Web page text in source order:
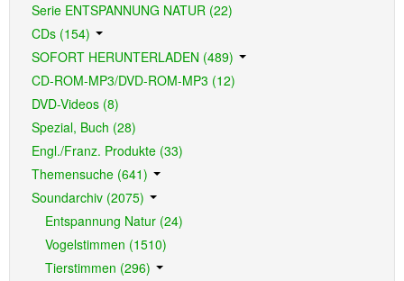
Serie ENTSPANNUNG NATUR (22)
CDs (154)
SOFORT HERUNTERLADEN (489)
CD-ROM-MP3/DVD-ROM-MP3 (12)
DVD-Videos (8)
Spezial, Buch (28)
Engl./Franz. Produkte (33)
Themensuche (641)
Soundarchiv (2075)
Entspannung Natur (24)
Vogelstimmen (1510)
Tierstimmen (296)